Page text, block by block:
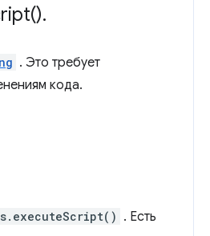
).
. Это требует
кода.
. Есть